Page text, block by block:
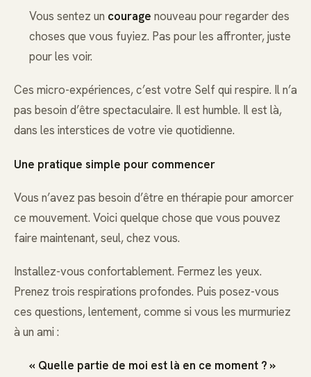
Vous sentez un courage nouveau pour regarder des
choses que vous fuyiez. Pas pour les affronter, juste
pour les voir.
Ces micro-expériences, c’est votre Self qui respire. Il n’a
pas besoin d’être spectaculaire. Il est humble. Il est là,
dans les interstices de votre vie quotidienne.
Une pratique simple pour commencer
Vous n’avez pas besoin d’être en thérapie pour amorcer
ce mouvement. Voici quelque chose que vous pouvez
faire maintenant, seul, chez vous.
Installez-vous confortablement. Fermez les yeux.
Prenez trois respirations profondes. Puis posez-vous
ces questions, lentement, comme si vous les murmuriez
à un ami :
« Quelle partie de moi est là en ce moment ? »